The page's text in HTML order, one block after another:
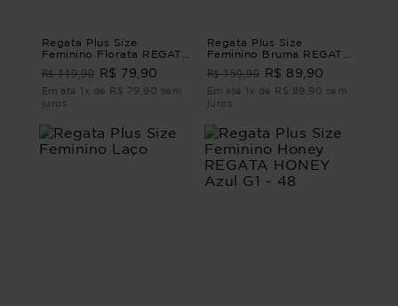
Regata Plus Size
Feminino Florata REGATA
FLORATA G4 - 54
R$ 119,90 R$ 79,90
Em até 1x de R$ 79,90 sem
juros
Regata Plus Size
Feminino Bruma REGATA
BRUMA Verde G1 - 48
R$ 159,90 R$ 89,90
Em até 1x de R$ 89,90 sem
juros